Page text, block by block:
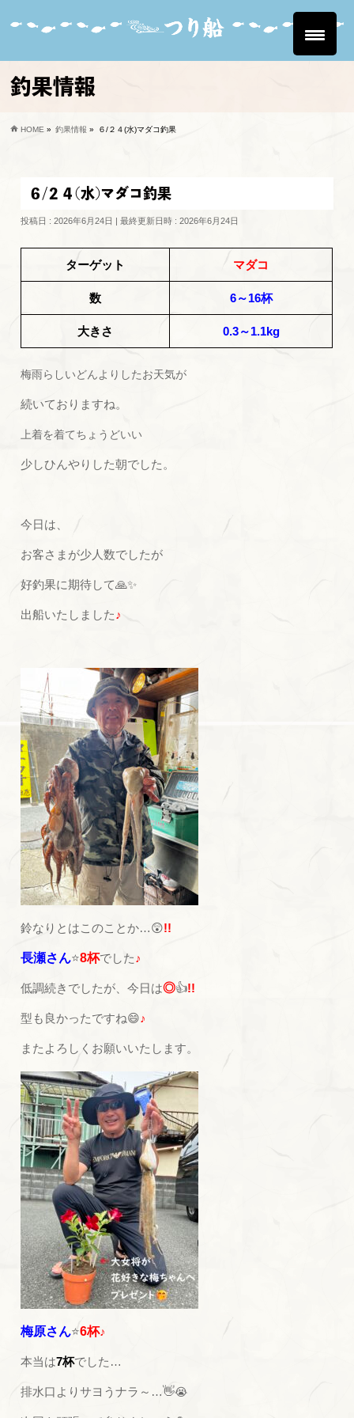
釣果情報
HOME » 釣果情報 » ６/２４(水)マダコ釣果
６/２４(水)マダコ釣果
投稿日 : 2026年6月24日 最終更新日時 : 2026年6月24日
ターゲット マダコ
数 6～16杯
大きさ 0.3～1.1kg
梅雨らしいどんよりしたお天気が
続いておりますね。
上着を着てちょうどいい
少しひんやりした朝でした。
今日は、
お客さまが少人数でしたが
好釣果に期待して🙏✨
出船いたしました♪
鈴なりとはこのことか…😲!!
長瀬さん⭐8杯でした♪
低調続きでしたが、今日は◎👍!!
型も良かったですね😄♪
またよろしくお願いいたします。
梅原さん⭐6杯♪
本当は7杯でした…
排水口よりサヨうナラ～…👋😭